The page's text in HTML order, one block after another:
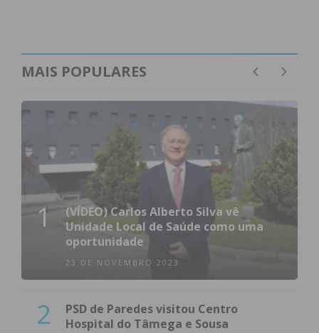
MAIS POPULARES
1
(VÍDEO) Carlos Alberto Silva vê
Unidade Local de Saúde como uma
oportunidade
23 DE NOVEMBRO 2023
2
PSD de Paredes visitou Centro
Hospital do Tâmega e Sousa